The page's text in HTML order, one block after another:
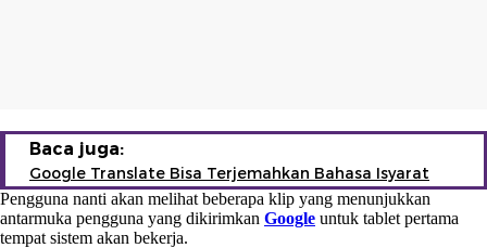
Baca juga:
Google Translate Bisa Terjemahkan Bahasa Isyarat
Pengguna nanti akan melihat beberapa klip yang menunjukkan
antarmuka pengguna yang dikirimkan Google untuk tablet pertama
tempat sistem akan bekerja.